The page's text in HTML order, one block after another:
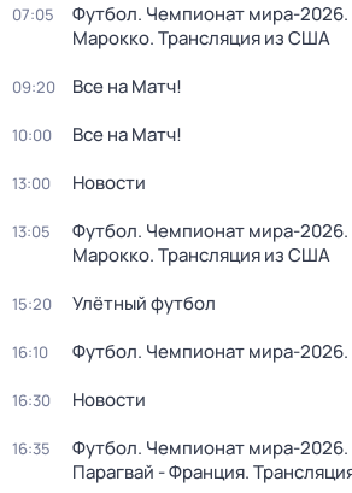
07:05
Футбол. Чемпионат мира-2026.
Марокко. Трансляция из США
09:20 Все на Матч!
10:00 Все на Матч!
13:00 Новости
13:05
Футбол. Чемпионат мира-2026.
Марокко. Трансляция из США
15:20 Улётный футбол
16:10 Футбол. Чемпионат мира-
16:30 Новости
16:35
Футбол. Чемпионат мира-2026.
Парагвай - Франция.